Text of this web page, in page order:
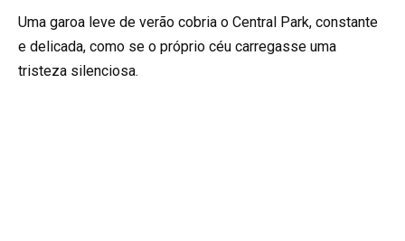
Uma garoa leve de verão cobria o Central Park, constante
e delicada, como se o próprio céu carregasse uma
tristeza silenciosa.